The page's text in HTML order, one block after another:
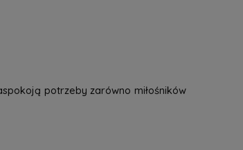
potrzeby zarówno miłośników